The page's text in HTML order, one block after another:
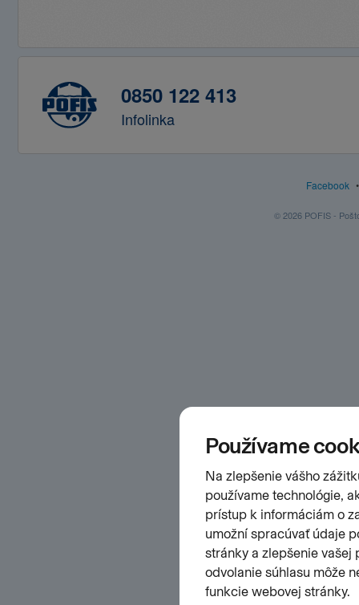
0850 122 413
Infolinka
Facebook
© 2026 POFIS -